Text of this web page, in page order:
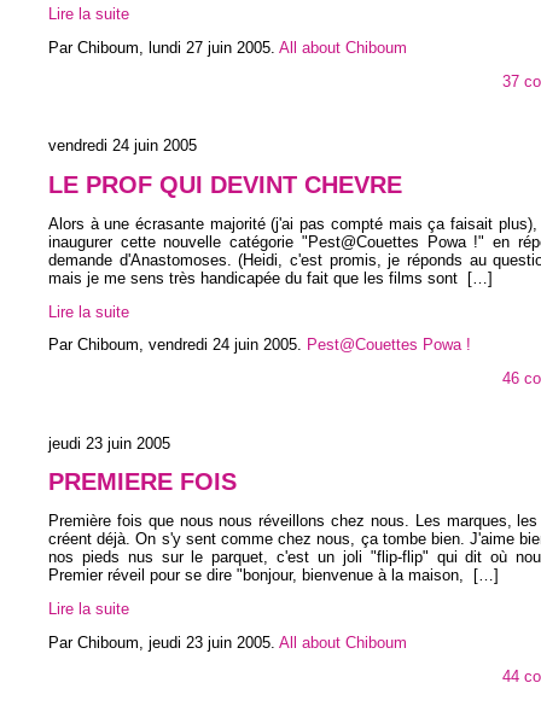
Lire la suite
Par Chiboum,
lundi 27 juin 2005 All about Chiboum
37
vendredi 24 juin 2005
LE PROF QUI DEVINT CHEVRE
Alors à une écrasante majorité (j'ai pas compté mais ça faisait
inaugurer cette nouvelle catégorie "Pest@Couettes Powa !" en
demande d'Anastomoses. (Heidi, c'est promis, je réponds au
mais je me sens très handicapée du fait que les films sont
[…]
Lire la suite
Par Chiboum, vendredi 24 juin 2005. Pest@Couettes Powa !
46
jeudi 23 juin 2005
PREMIERE FOIS
Première fois que nous nous réveillons chez nous. Les marques,
créent déjà. On s'y sent comme chez nous, ça tombe bien. J'aime
nos pieds nus sur le parquet, c'est un joli "flip-flip" qui dit où
Premier réveil pour se dire "bonjour, bienvenue à la maison,
[…]
Lire la suite
Par Chiboum, jeudi 23 juin 2005 All about Chiboum
44